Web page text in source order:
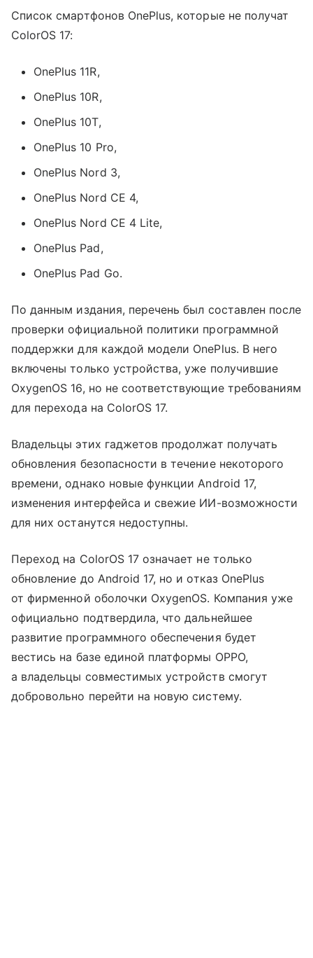
Список смартфонов OnePlus, которые не получат
ColorOS 17:
OnePlus 11R,
OnePlus 10R,
OnePlus 10T,
OnePlus 10 Pro,
OnePlus Nord 3,
OnePlus Nord CE 4,
OnePlus Nord CE 4 Lite,
OnePlus Pad,
OnePlus Pad Go.
По данным издания, перечень был составлен после
проверки официальной политики программной
поддержки для каждой модели OnePlus. В него
включены только устройства, уже получившие
OxygenOS 16, но не соответствующие требованиям
для перехода на ColorOS 17.
Владельцы этих гаджетов продолжат получать
обновления безопасности в течение некоторого
времени, однако новые функции Android 17,
изменения интерфейса и свежие ИИ-возможности
для них останутся недоступны.
Переход на ColorOS 17 означает не только
обновление до Android 17, но и отказ OnePlus
от фирменной оболочки OxygenOS. Компания уже
официально подтвердила, что дальнейшее
развитие программного обеспечения будет
вестись на базе единой платформы OPPO,
а владельцы совместимых устройств смогут
добровольно перейти на новую систему.